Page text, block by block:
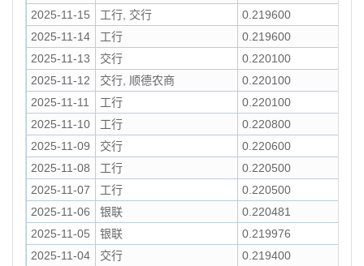
2025-11-15
工行, 交行
0.219600
2025-11-14
工行
0.219600
2025-11-13
交行
0.220100
2025-11-12
交行, 顺德农商
0.220100
2025-11-11
工行
0.220100
2025-11-10
工行
0.220800
2025-11-09
交行
0.220600
2025-11-08
工行
0.220500
2025-11-07
工行
0.220500
2025-11-06
银联
0.220481
2025-11-05
银联
0.219976
2025-11-04
交行
0.219400